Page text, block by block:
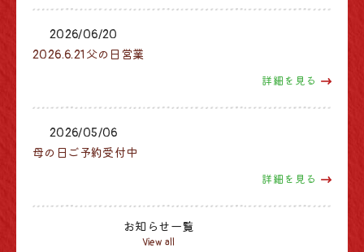
2026/06/20
2026.6.21父の日営業
詳細を見る
2026/05/06
母の日ご予約受付中
詳細を見る
お知らせ一覧
View all